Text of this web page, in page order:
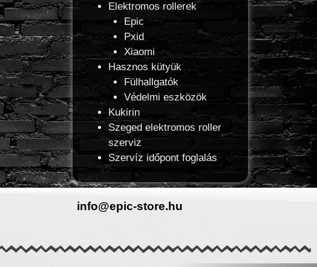
Elektromos rollerek
Epic
Pxid
Xiaomi
Hasznos kütyük
Fülhallgatók
Védelmi eszközök
Kukirin
Szeged elektromos roller
szerviz
Szervíz időpont foglalás
info@epic-store.hu